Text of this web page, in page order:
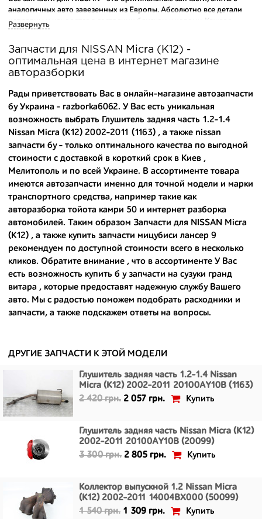
аналогичных авто завезенных из Европы. Абсолютно все детали
исправны и находятся в состоянии близком к новому. Каждая
производителя.
Вашему вниманию предлагаем широкий ассортимент
автозапчастей дляNISSAN Micra (K12) 2002-2011
популярных марок. Мы продаем оригинальные и
высококачественные запчасти, отказываясь от контрафактных
аналогов.
Многие наши оптовые клиенты рекомендуют именно нашу
разборку как надежного и проверенного продавца. Если вам
требуется приобрести оптовую партию деталей для японских
автомобилей, то консультанты нашего интернет-магазина
подберут вам товар и укомплектуют партию. Также мы поможем с
правильным выбором по каталогу автозапчастей.
Купить комплектующие для авто с разборки – хорошее решение.
Ведь наши запчасти:
- доступные по цене;
- сняты только с автомобилей, которые ездили по превосходным
европейским и японским дорогам;
- имеют большой запас прочности и невыробатанный ресурс, и
долго прослужат вам.
Развернуть
Запчасти для NISSAN Micra (K12) -
оптимальная цена в интернет магазине
авторазборки
Рады приветствовать Вас в онлайн-магазине автозапчасти
бу Украина - razborka6062. У Вас есть уникальная
возможность выбрать Глушитель задняя часть 1.2-1.4
Nissan Micra (K12) 2002-2011 (1163) , а также nissan
запчасти бу- только оптимального качества по выгодной
стоимости с доставкой в короткий срок в Киев ,
Мелитополь и по всей Украине. В ассортименте товара
имеются автозапчасти именно для точной модели и марки
транспортного средства, например такие как
авторазборка тойота камри 50 и интернет разборка
автомобилей. Таким образом Запчасти для NISSAN Micra
(K12) , а также купить запчасти мицубиси лансер 9
рекомендуем по доступной стоимости всего в несколько
кликов. Обратите внимание , что в ассортименте У Вас
есть возможность купить б у запчасти на сузуки гранд
витара , которые предоставят надежную службу Вашего
авто. Мы с радостью поможем подобрать расходники и
запчасти, а также подскажем ответы на вопросы.
ДРУГИЕ ЗАПЧАСТИ К ЭТОЙ МОДЕЛИ
Глушитель задняя часть 1.2-1.4 Nissan
Micra (K12) 2002-2011 20100AY10B (1163)
2 420 грн. 2 057 грн. Купить
Глушитель задняя часть Nissan Micra (K12)
2002-2011 20100AY10B (20099)
3 300 грн. 2 805 грн. Купить
Коллектор выпускной 1.2 Nissan Micra
(K12) 2002-2011 14004BX000 (50099)
1 540 грн. 1 309 грн. Купить